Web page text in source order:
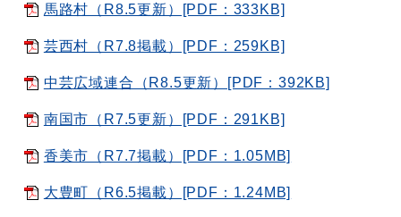
馬路村（R8.5更新）[PDF：333KB]
芸西村（R7.8掲載）[PDF：259KB]
中芸広域連合（R8.5更新）[PDF：392KB]
南国市（R7.5更新）[PDF：291KB]
香美市（R7.7掲載）[PDF：1.05MB]
大豊町（R6.5掲載）[PDF：1.24MB]